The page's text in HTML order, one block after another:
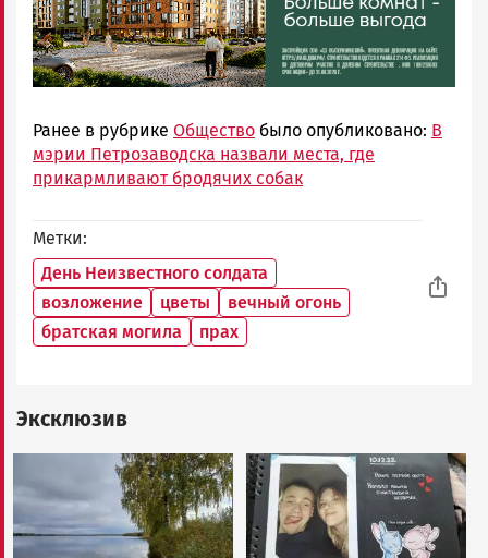
Ранее в рубрике Общество было опубликовано: В
мэрии Петрозаводска назвали места, где
прикармливают бродячих собак
Метки
День Неизвестного солдата
возложение
цветы
вечный огонь
братская могила
прах
Эксклюзив
Image